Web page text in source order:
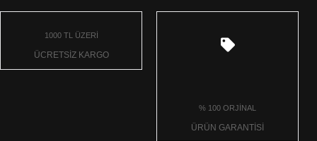
1000 TL ÜZERİ
ÜCRETSİZ KARGO
% 100 ORJİNAL
ÜRÜN GARANTİSİ